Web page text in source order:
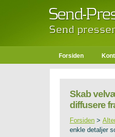
Forsiden
Skab
diffusere
Forsiden >
enkle detaljer